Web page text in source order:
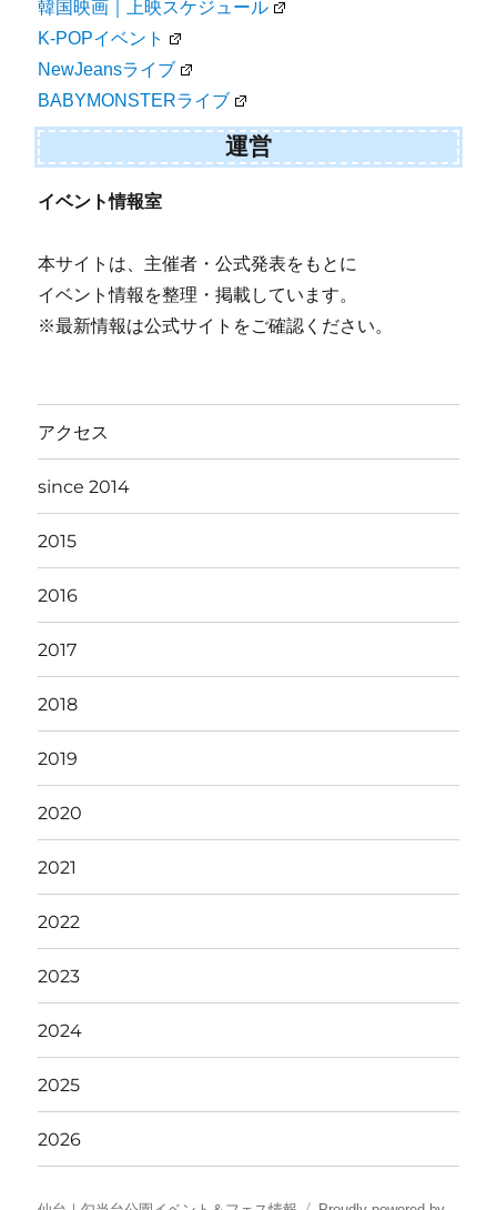
お笑いライブ
ミネラル・天然石・鉱物イベント
転職イベント
韓国映画｜上映スケジュール
K-POPイベント
NewJeansライブ
BABYMONSTERライブ
イベント情報室
※最新情報は公式サイトをご確認ください。
アクセス
since 2014
2015
2016
2017
2018
2019
2020
2021
2022
2023
2024